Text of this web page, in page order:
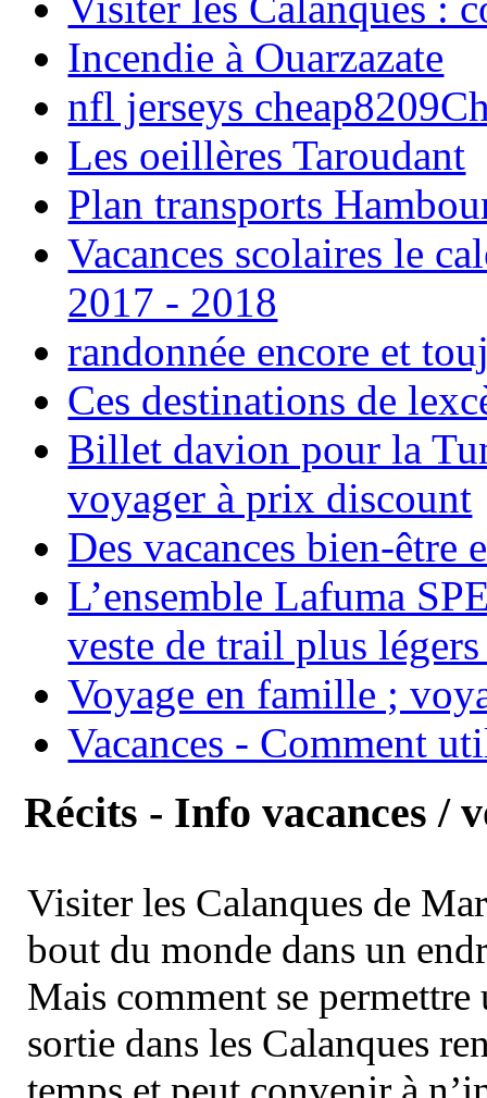
Incendie à Ouarzazate
nfl jerseys
Les oeillères Taroudant
Plan transports
Vacances scolaires le
2017 - 2018
randonnée encore et
Ces destinations de
Billet davion pour la
voyager à prix discount
Des vacances bien-être
L’ensemble Lafuma
veste de trail plus
Voyage en famille ;
Vacances - Comment
Récits - Info vacances /
Visiter les Calanques de
bout du monde dans un
Mais comment se permettre
sortie dans les Calanques